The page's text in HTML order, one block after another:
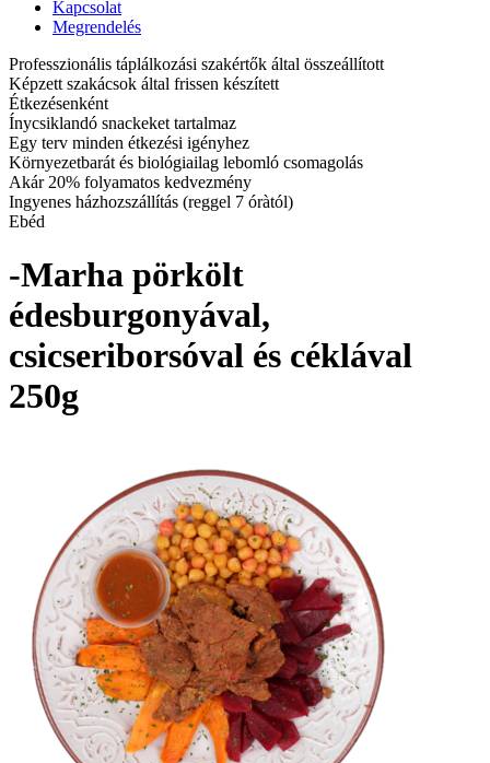
Kapcsolat
Megrendelés
Professzionális táplálkozási szakértők által összeállított
Képzett szakácsok által frissen készített
Étkezésenként
Ínycsiklandó snackeket tartalmaz
Egy terv minden étkezési igényhez
Környezetbarát és biológiailag lebomló csomagolás
Akár 20% folyamatos kedvezmény
Ingyenes házhozszállítás (reggel 7 óràtól)
Ebéd
-Marha pörkölt
édesburgonyával,
csicseriborsóval és céklával
250g